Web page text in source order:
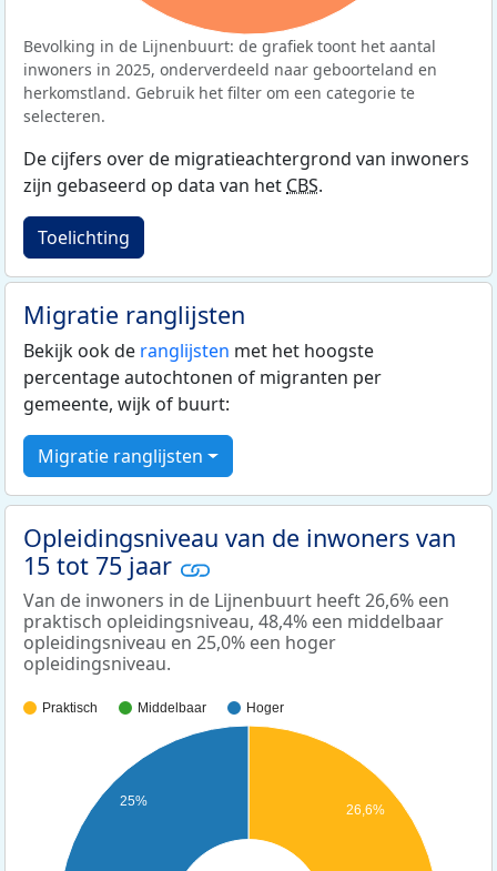
Bevolking in de Lijnenbuurt: de grafiek toont het aantal
inwoners in 2025, onderverdeeld naar geboorteland en
herkomstland. Gebruik het filter om een categorie te
selecteren.
De cijfers over de migratieachtergrond van inwoners
zijn gebaseerd op data van het CBS.
Toelichting
Migratie ranglijsten
Bekijk ook de ranglijsten met het hoogste
percentage autochtonen of migranten per
gemeente, wijk of buurt:
Migratie ranglijsten
Opleidingsniveau van de inwoners van
15 tot 75 jaar
Van de inwoners in de Lijnenbuurt heeft 26,6% een
praktisch opleidingsniveau, 48,4% een middelbaar
opleidingsniveau en 25,0% een hoger
opleidingsniveau.
Praktisch Middelbaar Hoger
26,6%
25%